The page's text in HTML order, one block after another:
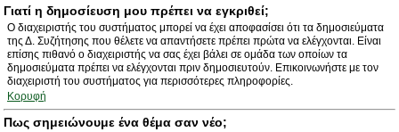
Γιατί η δημοσίευση μου πρέπει να εγκριθεί;
Ο διαχειριστής του συστήματος μπορεί να έχει αποφασίσει ότι τα δημοσιεύματα
της Δ. Συζήτησης που θέλετε να απαντήσετε πρέπει πρώτα να ελέγχονται. Είναι
επίσης πιθανό ο διαχειριστής να σας έχει βάλει σε ομάδα των οποίων τα
δημοσιεύματα πρέπει να ελέγχονται πριν δημοσιευτούν. Επικοινωνήστε με τον
διαχειριστή του συστήματος για περισσότερες πληροφορίες.
Κορυφή
Πως σημειώνουμε ένα θέμα σαν νέο;